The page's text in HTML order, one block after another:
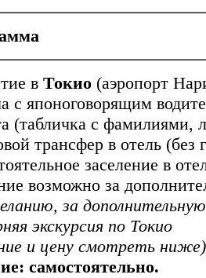
в Токио (аэропорт
с японоговорящим
(табличка с фамилиями,
трансфер в отель (без
заселение в
возможно за
за
экскурсия по Токио
и цену смотреть ниже)
самостоятельно.